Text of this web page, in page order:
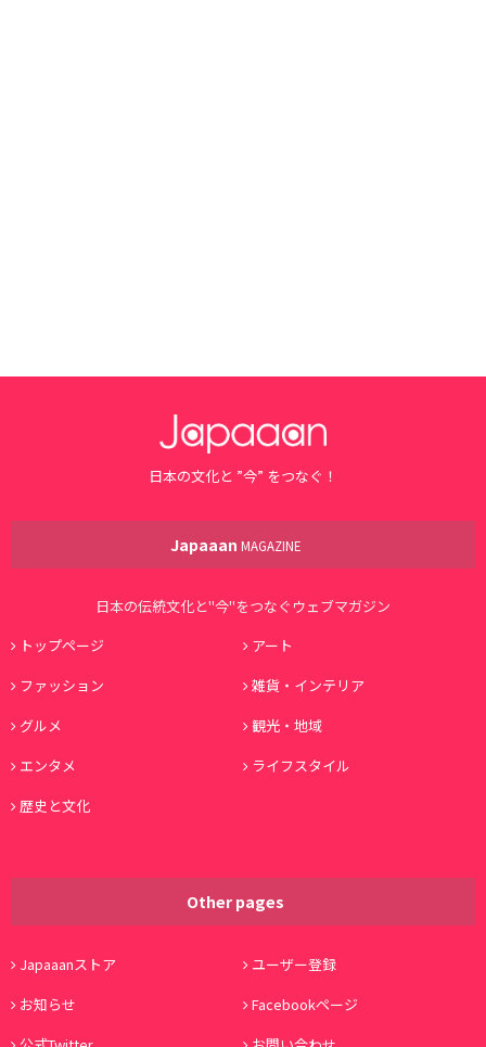
日本の文化と ”今” をつなぐ！
Japaaan MAGAZINE
日本の伝統文化と"今"をつなぐウェブマガジン
トップページ
アート
ファッション
雑貨・インテリア
グルメ
観光・地域
エンタメ
ライフスタイル
歴史と文化
Other pages
Japaaanストア
ユーザー登録
お知らせ
Facebookページ